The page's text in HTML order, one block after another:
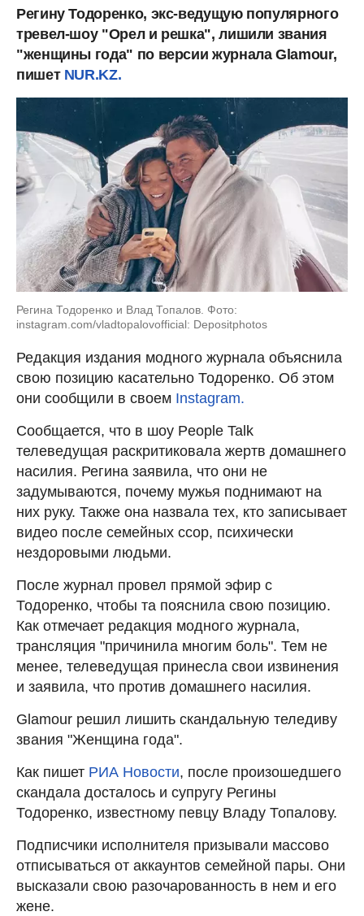
Регину Тодоренко, экс-ведущую популярного
тревел-шоу "Орел и решка", лишили звания
"женщины года" по версии журнала Glamour,
пишетNUR.KZ.
Регина Тодоренко и Влад Топалов. Фото:
instagram.com/vladtopalovofficial: Depositphotos
Редакция издания модного журнала объяснила
свою позицию касательно Тодоренко. Об этом
они сообщили в своем Instagram.
Сообщается, что в шоу People Talk
телеведущая раскритиковала жертв домашнего
насилия. Регина заявила, что они не
задумываются, почему мужья поднимают на
них руку. Также она назвала тех, кто записывает
видео после семейных ссор, психически
нездоровыми людьми.
После журнал провел прямой эфир с
Тодоренко, чтобы та пояснила свою позицию.
Как отмечает редакция модного журнала,
трансляция "причинила многим боль". Тем не
менее, телеведущая принесла свои извинения
и заявила, что против домашнего насилия.
Glamour решил лишить скандальную теледиву
звания "Женщина года".
Как пишет РИА Новости, после произошедшего
скандала досталось и супругу Регины
Тодоренко, известному певцу Владу Топалову.
Подписчики исполнителя призывали массово
отписываться от аккаунтов семейной пары. Они
высказали свою разочарованность в нем и его
жене.